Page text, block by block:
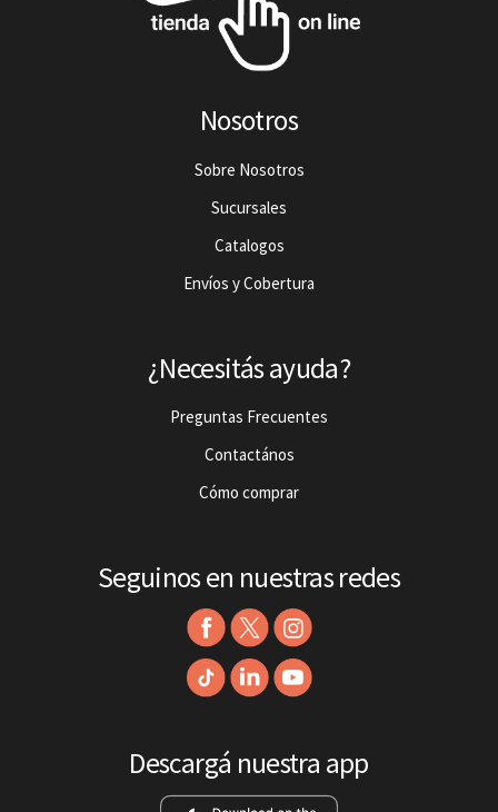
Nosotros
Sobre Nosotros
Sucursales
Catalogos
Envíos y Cobertura
¿Necesitás ayuda?
Preguntas Frecuentes
Contactános
Cómo comprar
Seguinos en nuestras redes
Descargá nuestra app